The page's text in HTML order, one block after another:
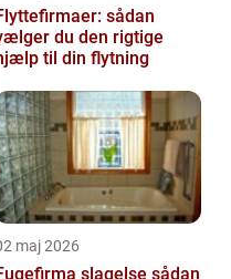
sådan
du den rigtige
til din flytning
maj 2026
slagelse sådan